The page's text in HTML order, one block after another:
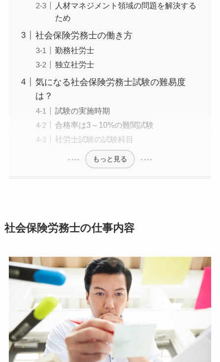
人材マネジメント領域の問題を解決する
ため
社会保険労務士の働き方
勤務社労士
独立社労士
気になる社会保険労務士試験の難易度
は？
試験の実施時期
合格率は3～10%の難関試験
社労士試験の試験科目
もっと見る
社会保険労務士の仕事内容